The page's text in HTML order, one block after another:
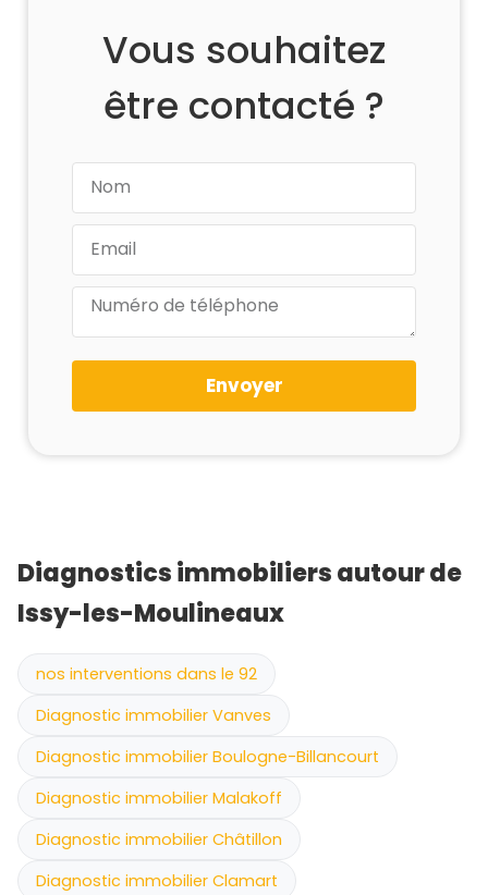
Vous souhaitez
être contacté ?
Envoyer
Diagnostics immobiliers autour de
Issy-les-Moulineaux
nos interventions dans le 92
Diagnostic immobilier Vanves
Diagnostic immobilier Boulogne-Billancourt
Diagnostic immobilier Malakoff
Diagnostic immobilier Châtillon
Diagnostic immobilier Clamart